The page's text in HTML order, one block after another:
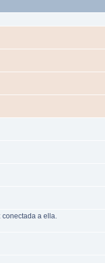
a ella.